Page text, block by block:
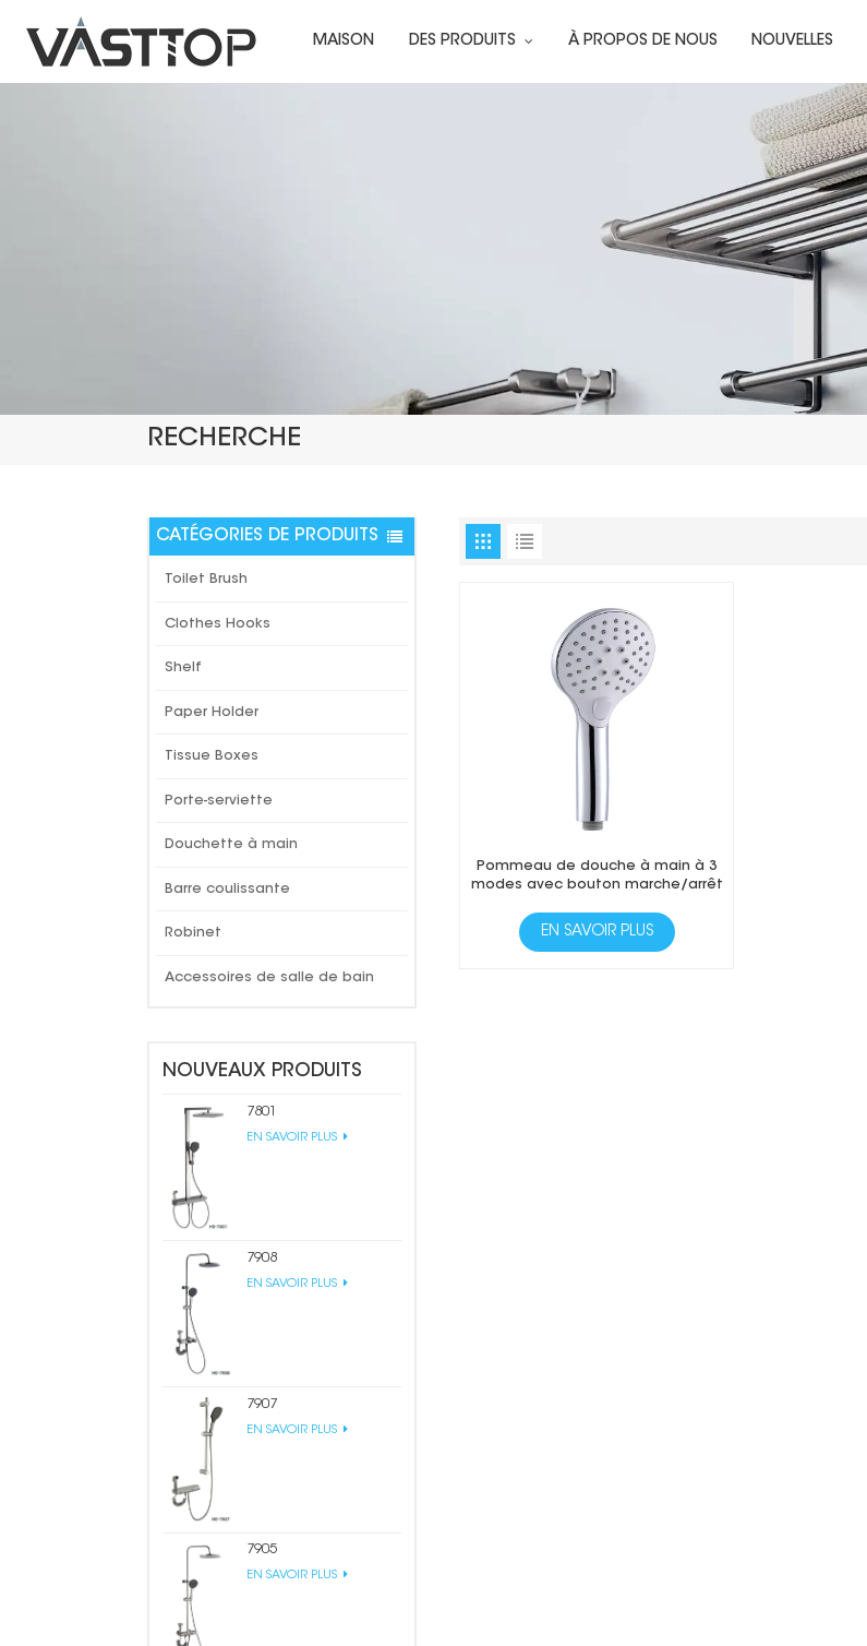
MAISON DES PRODUITS À PROPOS DE NOUS NOUVELLES
RECHERCHE
CATÉGORIES DE PRODUITS
Toilet Brush
Clothes Hooks
Shelf
Paper Holder
Tissue Boxes
Porte-serviette
Douchette à main
Barre coulissante
Robinet
Accessoires de salle de bain
NOUVEAUX PRODUITS
7801
EN SAVOIR PLUS
7908
EN SAVOIR PLUS
7907
EN SAVOIR PLUS
7905
EN SAVOIR PLUS
Pommeau de douche à main à 3
modes avec bouton marche/arrêt
EN SAVOIR PLUS